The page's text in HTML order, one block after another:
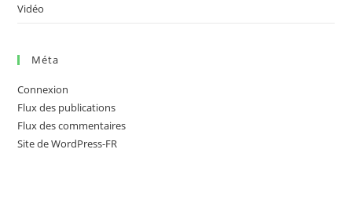
Vidéo
Méta
Connexion
Flux des publications
Flux des commentaires
Site de WordPress-FR